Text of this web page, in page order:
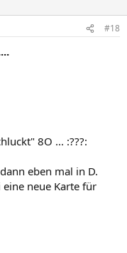
#18
8O ... :???:
eben mal in D.
neue Karte für